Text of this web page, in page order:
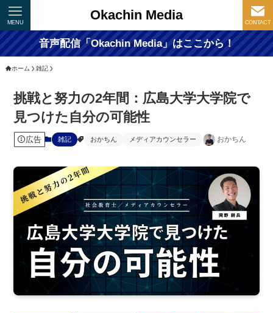
Okachin Media CONTACT
MENU
音声配信「Okachin Media」はここから！
ホーム 雑記
挑戦と努力の2年間：広島大学大学院で
見つけた自分の可能性
広告 雑記 おかちん メディアカウンセラー おかちん